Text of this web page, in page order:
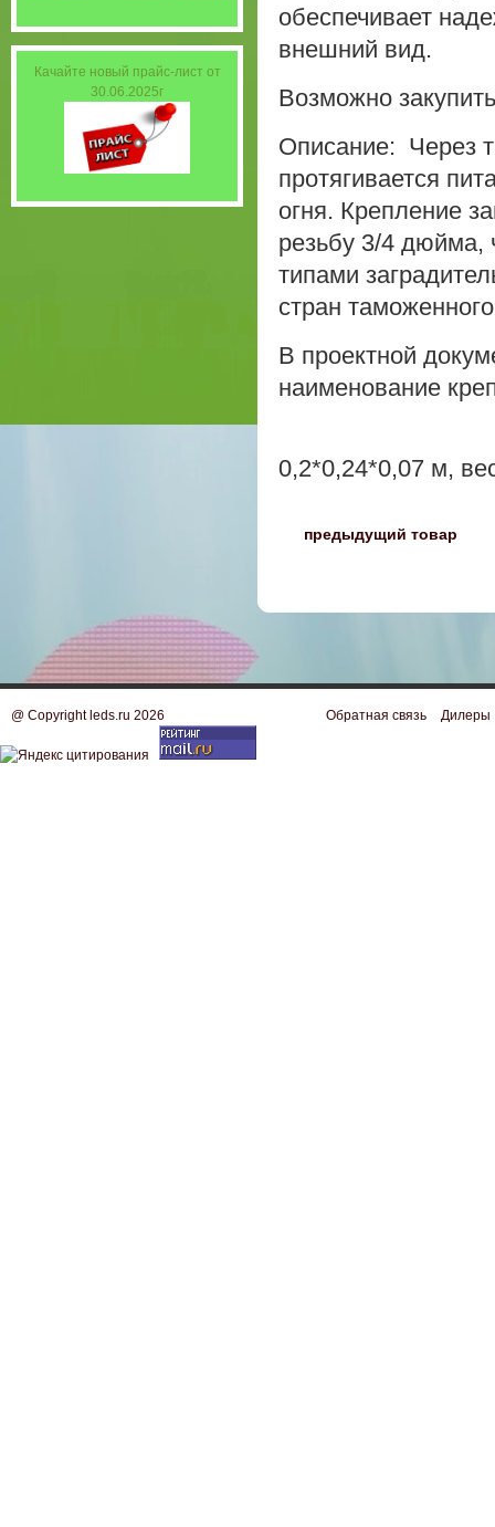
обеспечивает
внешний вид.
Возможно
Описание: Через
протягивается
огня. Крепление
резьбу 3/4 дюйма,
типами
стран
В проектной
наименование
0,2*0,24*0,07 м,
предыдущий товар
Качайте новый прайс-лист от
30.06.2025г
@ Copyright leds.ru 2026 Обратная связь Дилеры